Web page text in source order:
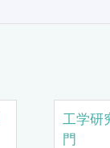
工学研
門